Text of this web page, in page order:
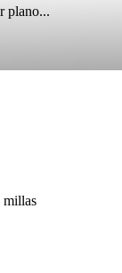
plano...
millas